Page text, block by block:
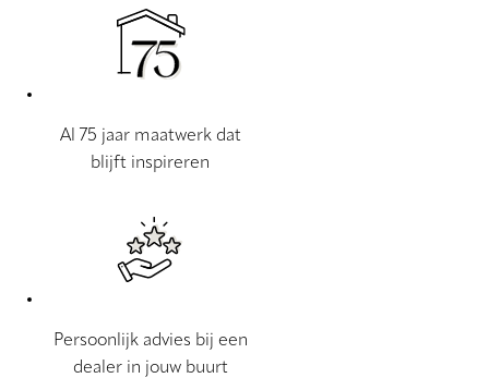
Al 75 jaar maatwerk dat
blijft inspireren
Persoonlijk advies bij een
dealer in jouw buurt